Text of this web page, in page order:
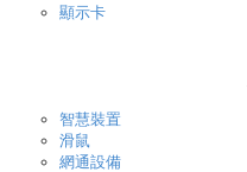
顯示卡
智慧裝置
滑鼠
網通設備